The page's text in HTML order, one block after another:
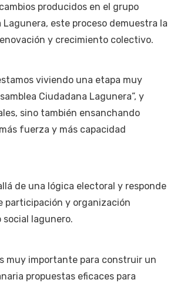
producidos en el grupo
este proceso demuestra la
y crecimiento colectivo.
viviendo una etapa muy
Ciudadana Lagunera”, y
sino también ensanchando
fuerza y más capacidad
de una lógica electoral y responde
participación y organización
lagunero.
muy importante para construir un
propuestas eficaces para